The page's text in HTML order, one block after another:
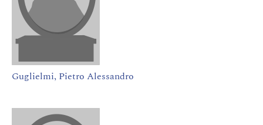
Guglielmi, Pietro Alessandro